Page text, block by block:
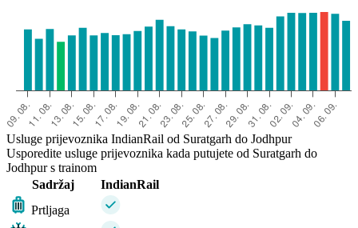
Usluge prijevoznika IndianRail od Suratgarh do Jodhpur
Usporedite usluge prijevoznika kada putujete od Suratgarh do
Jodhpur s trainom
Sadržaj
IndianRail
Prtljaga